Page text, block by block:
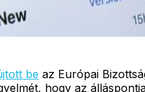
be az Európai
hogy az